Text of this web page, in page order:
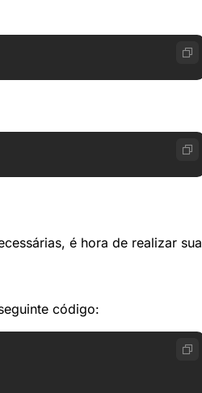
é hora de realizar sua
código: